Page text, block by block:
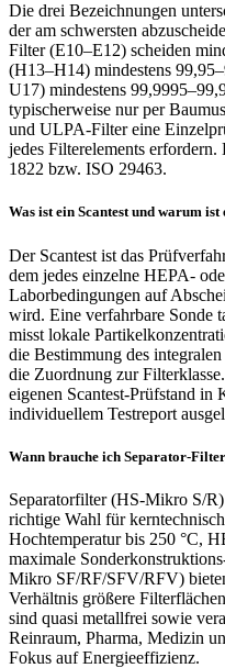
Die drei Bezeichnungen
der am schwersten
Filter (E10–E12) scheiden
(H13–H14) mindestens
U17) mindestens
typischerweise nur per
und ULPA-Filter eine
jedes Filterelements
1822 bzw. ISO 29463.
Was ist ein Scantest und warum
Der Scantest ist das
dem jedes einzelne HEPA-
Laborbedingungen auf
wird. Eine verfahrbare Sonde
misst lokale
die Bestimmung des
die Zuordnung zur
eigenen Scantest-Prüfstand in
individuellem Testreport
Wann brauche ich Separator-
Separatorfilter (HS-Mikro S/
richtige Wahl für
Hochtemperatur bis 250 °C,
maximale
Mikro SF/RF/SFV/RFV)
Verhältnis größere
sind quasi metallfrei sowie
Reinraum, Pharma, Medizin
Fokus auf Energieeffizienz.